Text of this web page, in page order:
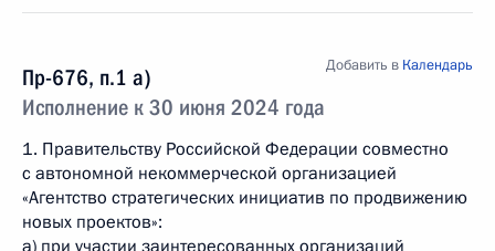
Пр-676, п.1 а)
Исполнение к 30 июня 2024 года
Добавить в Календарь
1. Правительству Российской Федерации совместно
с автономной некоммерческой организацией
«Агентство стратегических инициатив по продвижению
новых проектов»: